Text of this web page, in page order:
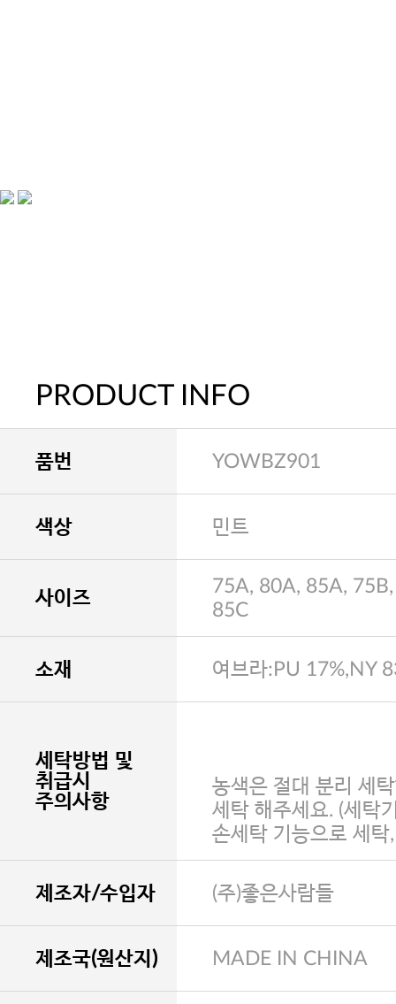
PRODUCT INFO
품번 YOWBZ901
색상 민트
사이즈
75A, 80A, 85A,
85C
소재 여브라:PU 17%,NY
세탁방법 및
취급시
주의사항
농색은 절대 분리 세
세탁 해주세요. (세탁
손세탁 기능으로 세탁
제조자/수입자 (주)좋은사람들
제조국(원산지) MADE IN CHINA